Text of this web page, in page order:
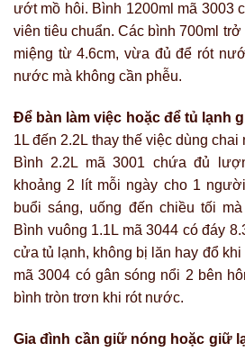
ướt mồ hôi. Bình 1200ml mã 3003
viên tiêu chuẩn. Các bình 700ml
miệng từ 4.6cm, vừa đủ để rót
nước mà không cần phễu.
Để bàn làm việc hoặc để tủ lạnh
1L đến 2.2L thay thế việc dùng
Bình 2.2L mã 3001 chứa đủ
khoảng 2 lít mỗi ngày cho 1
buổi sáng, uống đến chiều tối
Bình vuông 1.1L mã 3044 có đáy
cửa tủ lạnh, không bị lăn hay đổ
mã 3004 có gân sóng nổi 2 bên
bình tròn trơn khi rót nước.
Gia đình cần giữ nóng hoặc giữ